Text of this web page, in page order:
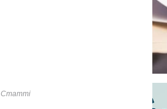
Статті